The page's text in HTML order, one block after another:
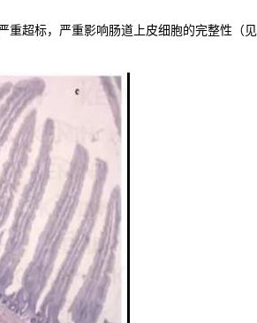
重超标，严重影响肠道上皮细胞的完整性（见